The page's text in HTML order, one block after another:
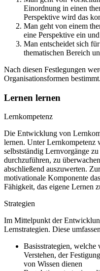
Einordnung in einen
Perspektive wird das
Man geht von einem
eine Perspektive ein
Man entscheidet sich
thematischen Bereich
Nach diesen Festlegungen
Organisationsformen bestimmt.
Lernen lernen
Lernkompetenz
Die Entwicklung von
lernen. Unter Lernkompetenz
selbstständig Lernvorgänge
durchzuführen, zu
abschließend auszuwerten.
motivationale Komponente
Fähigkeit, das eigene Lernen
Strategien
Im Mittelpunkt der
Lernstrategien. Diese
Basisstrategien,
Verstehen, der
von Wissen dienen